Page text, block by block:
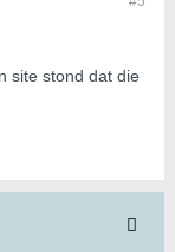
site stond dat die